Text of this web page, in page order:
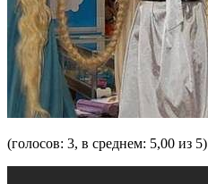
(голосов: 3, в среднем: 5,00 из 5)